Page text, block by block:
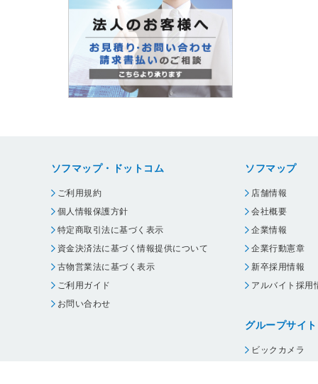
ソフマップ・ドットコム
ご利用規約
個人情報保護方針
特定商取引法に基づく表示
資金決済法に基づく情報提供について
古物営業法に基づく表示
ご利用ガイド
お問い合わせ
ソフマップ
店舗情報
会社概要
企業情報
企業行動憲章
新卒採用情報
アルバイト採用
グループサイト
ビックカメラ